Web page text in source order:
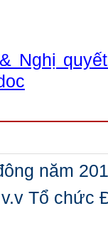
Nghị
năm
Tổ chức